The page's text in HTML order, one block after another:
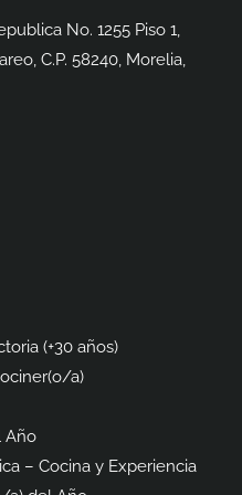
e
r
p
No. 1255 Piso 1,
C.P. 58240, Morelia,
(+30 años)
a)
Año
– Cocina y Experiencia